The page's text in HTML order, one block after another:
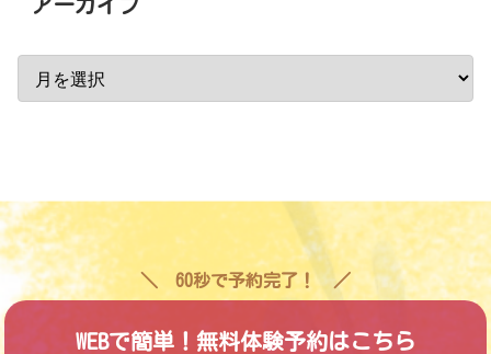
60秒で予約完了！
WEBで簡単！無料体験予約はこちら